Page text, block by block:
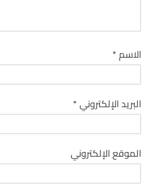
الاسم*
البريد الإلكتروني*
الموقع الإلكتروني